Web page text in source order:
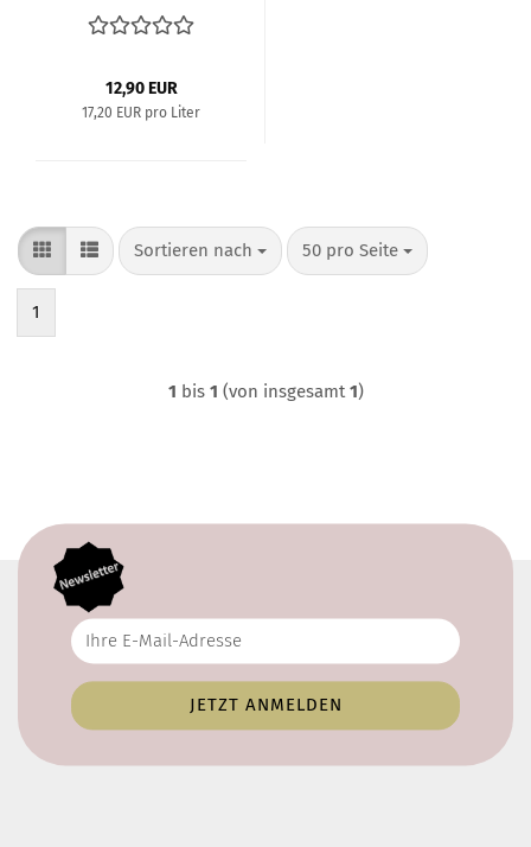
Vins de Bordeaux AOC
12,90 EUR
17,20 EUR pro Liter
Sortieren nach
Sortieren nach 50 pro Seite
pro Seite
1
1 bis 1 (von insgesamt1)